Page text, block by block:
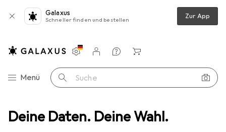
Deine Daten. Deine Wahl.
Galaxus
Schneller finden und bestellen Zur App
Navigation nach Kategorien
Menü Suche
Einstellungen
Kundenkonto
Vergleichslisten
Merklisten
Warenkorb
LED PANASONIC TV und SMART TV, Mod. IR-RCPN+